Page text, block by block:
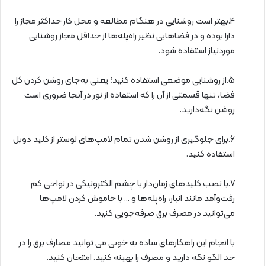
4.بهتر است روشنایی در هنگام مطالعه و محل كار حداکثر مجاز را
دارا بوده و در فضاهایی نظیر راه‌پله‌ها از حداقل مجاز روشنایی
موردنیاز استفاده شود.
5.از روشنایی موضعی استفاده کنید؛ یعنی به‌جای روشن کردن کل
فضا، تنها قسمتی از آن را که استفاده از نور در آنجا ضروری است
روشن نگه‌دارید.
6.برای جلوگیری از روشن شدن تمام لامپ‌های لوستر از كلید دوبل
استفاده کنید.
7.با نصب كلیدهای زمان‌دار یا چشم الكترونیكی در نواحی كم
رفت‌وآمد مانند انبار، راه‌پله‌ها و … با خاموش كردن لامپ‌ها
می‌توانید در مصرف برق صرفه‌جویی كنید.
با انجام این راهکارهای ساده به خوبی می توانید مصارف برق را در
حد الگو نگه دارید و مصرف را بهینه کنید. امتحان کنید.